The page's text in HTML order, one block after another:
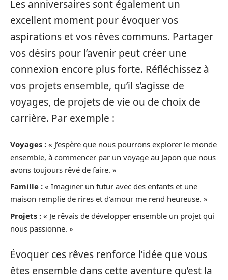
Les anniversaires sont également un
excellent moment pour évoquer vos
aspirations et vos rêves communs. Partager
vos désirs pour l’avenir peut créer une
connexion encore plus forte. Réfléchissez à
vos projets ensemble, qu’il s’agisse de
voyages, de projets de vie ou de choix de
carrière. Par exemple :
Voyages : « J’espère que nous pourrons explorer le monde
ensemble, à commencer par un voyage au Japon que nous
avons toujours rêvé de faire. »
Famille : « Imaginer un futur avec des enfants et une
maison remplie de rires et d’amour me rend heureuse. »
Projets : « Je rêvais de développer ensemble un projet qui
nous passionne. »
Évoquer ces rêves renforce l’idée que vous
êtes ensemble dans cette aventure qu’est la